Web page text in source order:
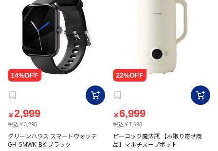
￥2,999
税込￥3,298
グリーンハウス スマートウォッチ
GH-SMWK-BK ブラック
￥6,999
税込￥7,698
ピーコック魔法瓶 【お取り寄せ商
品】マルチスープポット